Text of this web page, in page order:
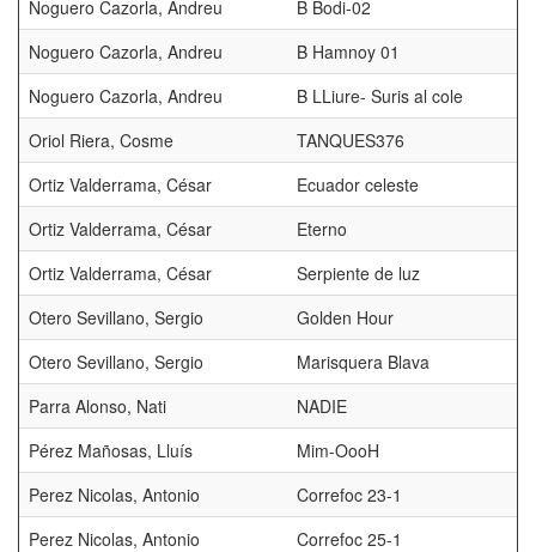
Noguero Cazorla, Andreu
B Bodi-02
Noguero Cazorla, Andreu
B Hamnoy 01
Noguero Cazorla, Andreu
B LLiure- Suris al cole
Oriol Riera, Cosme
TANQUES376
Ortiz Valderrama, César
Ecuador celeste
Ortiz Valderrama, César
Eterno
Ortiz Valderrama, César
Serpiente de luz
Otero Sevillano, Sergio
Golden Hour
Otero Sevillano, Sergio
Marisquera Blava
Parra Alonso, Nati
NADIE
Pérez Mañosas, Lluís
Mim-OooH
Perez Nicolas, Antonio
Correfoc 23-1
Perez Nicolas, Antonio
Correfoc 25-1